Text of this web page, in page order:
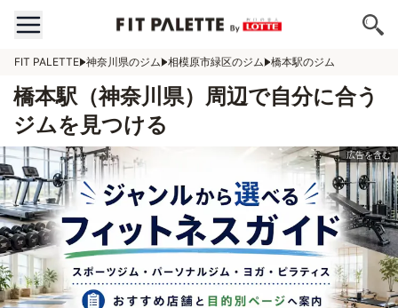
FIT PALETTE 神奈川県のジム 相模原市緑区のジム 橋本駅のジム
橋本駅（神奈川県）周辺で自分に合う
ジムを見つける